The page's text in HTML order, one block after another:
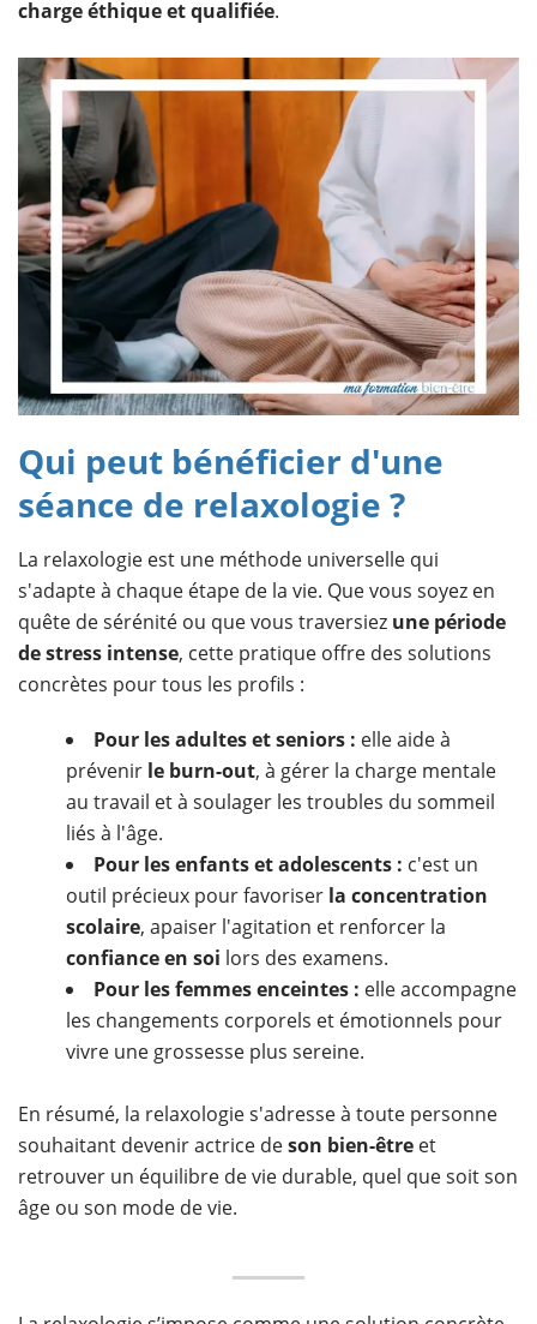
charge éthique et qualifiée.
Qui peut bénéficier d'une
séance de relaxologie ?
La relaxologie est une méthode universelle qui
s'adapte à chaque étape de la vie. Que vous soyez en
quête de sérénité ou que vous traversiez une période
de stress intense, cette pratique offre des solutions
concrètes pour tous les profils :
Pour les adultes et seniors : elle aide à
prévenir le burn-out, à gérer la charge mentale
au travail et à soulager les troubles du sommeil
liés à l'âge.
Pour les enfants et adolescents : c'est un
outil précieux pour favoriser la concentration
scolaire, apaiser l'agitation et renforcer la
confiance en soi lors des examens.
Pour les femmes enceintes : elle accompagne
les changements corporels et émotionnels pour
vivre une grossesse plus sereine.
En résumé, la relaxologie s'adresse à toute personne
souhaitant devenir actrice deson bien-être et
retrouver un équilibre de vie durable, quel que soit son
âge ou son mode de vie.